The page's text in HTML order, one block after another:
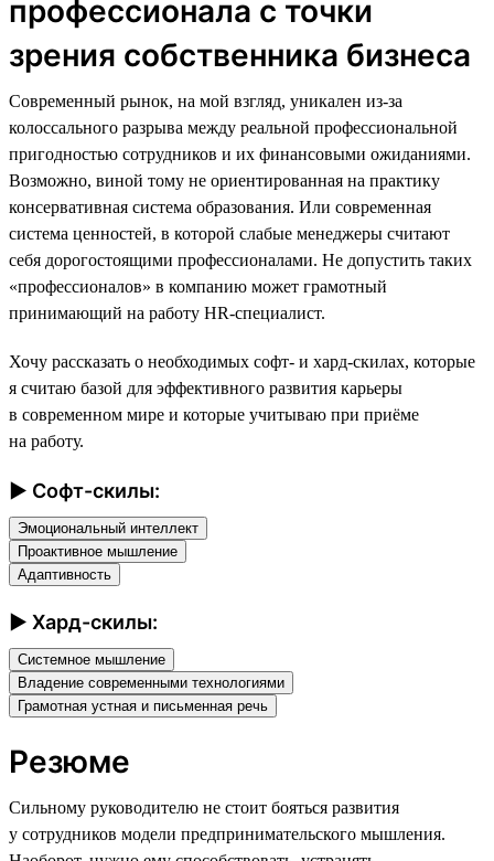
профессионала с точки
зрения собственника бизнеса
Современный рынок, на мой взгляд, уникален из-за
колоссального разрыва между реальной профессиональной
пригодностью сотрудников и их финансовыми ожиданиями.
Возможно, виной тому не ориентированная на практику
консервативная система образования. Или современная
система ценностей, в которой слабые менеджеры считают
себя дорогостоящими профессионалами. Не допустить таких
«профессионалов» в компанию может грамотный
принимающий на работу HR-специалист.
Хочу рассказать о необходимых софт- и хард-скилах, которые
я считаю базой для эффективного развития карьеры
в современном мире и которые учитываю при приёме
на работу.
► Софт-скилы:
Эмоциональный интеллект
Проактивное мышление
Адаптивность
► Хард-скилы:
Системное мышление
Владение современными технологиями
Грамотная устная и письменная речь
Резюме
Сильному руководителю не стоит бояться развития
у сотрудников модели предпринимательского мышления.